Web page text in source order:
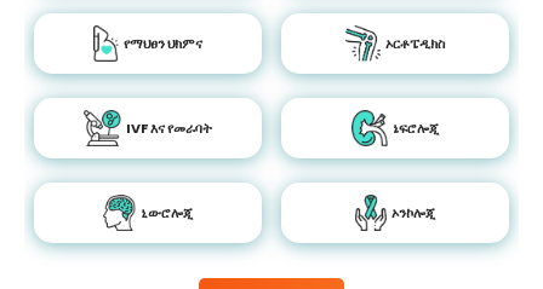
የማህፀን ህክምና ኦርቶፔዲክስ
IVF እና የመራባት ኔፍሮሎጂ
ኒውሮሎጂ ኦንኮሎጂ